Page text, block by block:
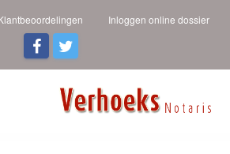
Inloggen online dossier